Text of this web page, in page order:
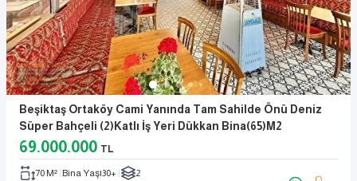
Beşiktaş Ortaköy Cami Yanında Tam Sahilde Önü Deniz
Süper Bahçeli (2)Katlı İş Yeri Dükkan Bina(65)m2
69.000.000 TL
70 M² Bina Yaşı30+ 2